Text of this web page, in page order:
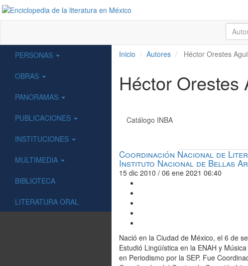
PERSONAS
OBRAS
PANORAMAS
PUBLICACIONES
INSTITUCIONES
MULTIMEDIA
BIBLIOTECA
LITERATURA ORAL
Inicio Autores Héctor Orestes
Héctor Orestes
Catálogo INBA
Coordinación Nacional de
Instituto Nacional de Bellas
15 dic 2010 / 06 ene 2021 06:40
Nació en la Ciudad de México, el 6 de
Estudió Lingüística en la ENAH y
en Periodismo por la SEP. Fue